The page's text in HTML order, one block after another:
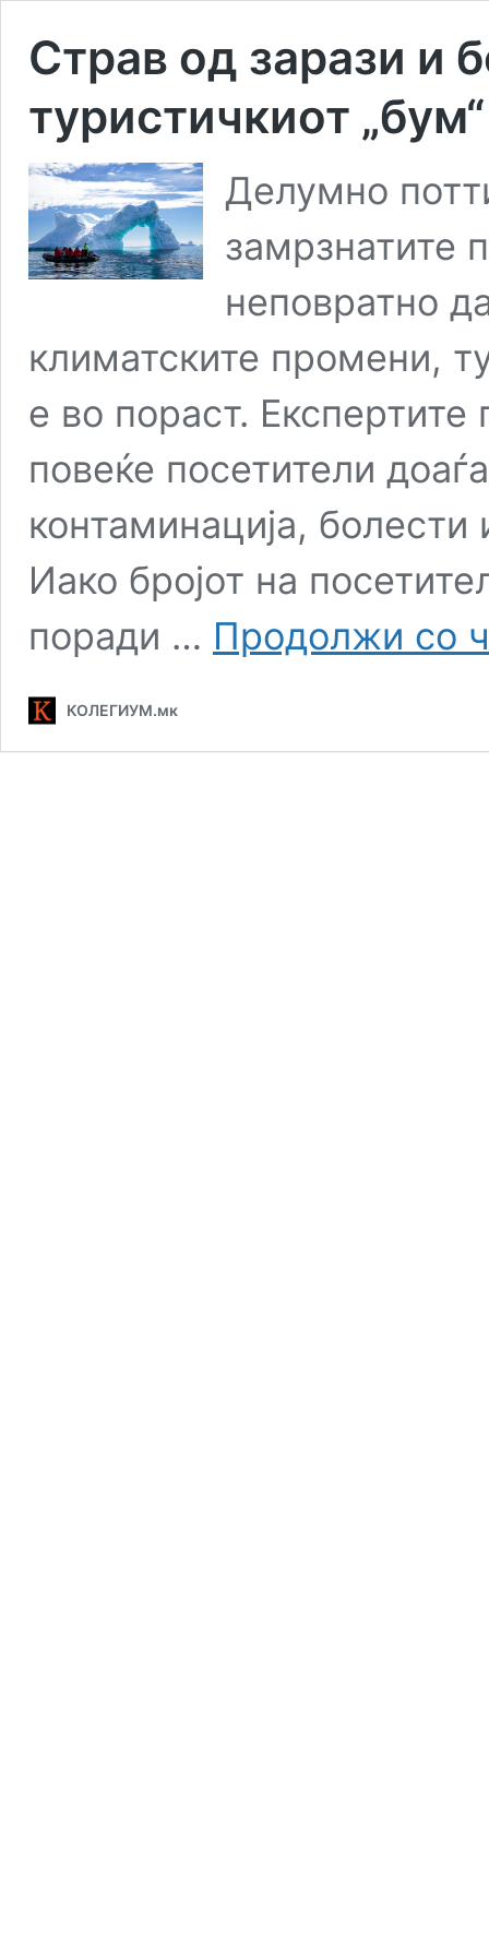
Страв од зарази и
туристичкиот
Делумно
замрзнатите
неповратно
климатските промени,
е во пораст.
повеќе посетители
контаминација, болести
Иако бројот на
поради … Продолжи со
КОЛЕГИУМ.мк